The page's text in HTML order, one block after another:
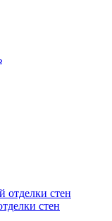
стен